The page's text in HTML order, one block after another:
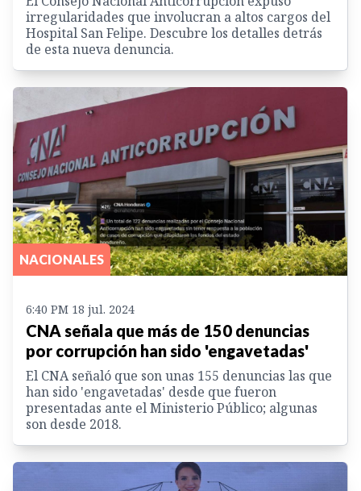
irregularidades que involucran a altos cargos del
Hospital San Felipe. Descubre los detalles detrás
de esta nueva denuncia.
NACIONALES
6:40 PM 18 jul. 2024
CNA señala que más de 150 denuncias
por corrupción han sido 'engavetadas'
El CNA señaló que son unas 155 denuncias las que
han sido 'engavetadas' desde que fueron
presentadas ante el Ministerio Público; algunas
son desde 2018.